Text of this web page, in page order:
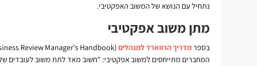
נתחיל עם הנושא של המשוב האפקטיבי.
מתן משוב אפקטיבי
בספרמדריך הרווארד למנהלים(Harvard Business Review Manager's Handbook).
המחברים מתייחסים למשוב אפקטיבי: "חשוב מאד לתת משוב לעובדים